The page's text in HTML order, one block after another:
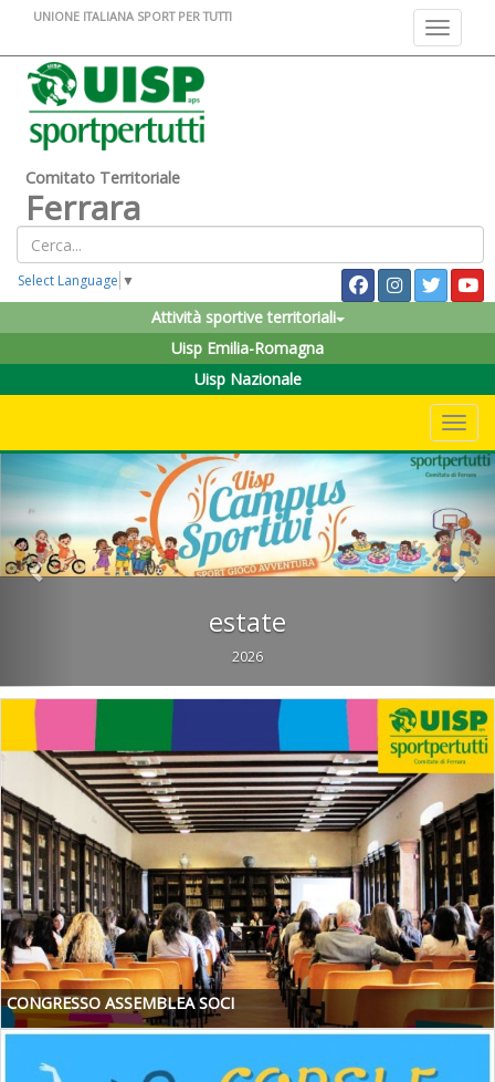
Toggle
UNIONE ITALIANA SPORT PER TUTTI
Comitato Territoriale
Ferrara
Select Language ▼
Attività sportive territoriali
Uisp Emilia-Romagna
Uisp Nazionale
SALTO TRIPLO
ECCO IL VADEMECUM UISP 2025-2026
Previous
CONGRESSO ASSEMBLEA SOCI